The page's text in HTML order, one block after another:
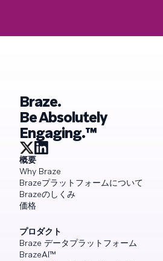
Braze.
Be Absolutely
Engaging.™
概要
Why Braze
Brazeプラットフォームについて
Brazeのしくみ
価格
プロダクト
Braze データプラットフォーム
BrazeAI™